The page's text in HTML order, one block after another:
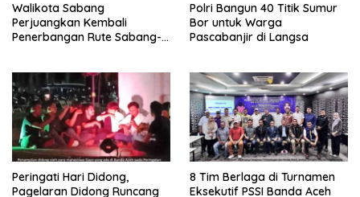
Walikota Sabang
Perjuangkan Kembali
Penerbangan Rute Sabang-
Polri Bangun 40 Titik Sumur
Bor untuk Warga
Pascabanjir di Langsa
Peringati Hari Didong,
Pagelaran Didong Runcang
8 Tim Berlaga di Turnamen
Eksekutif PSSI Banda Aceh